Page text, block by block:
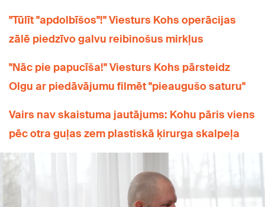
"Tūlīt "apdolbīšos"!" Viesturs Kohs operācijas
zālē piedzīvo galvu reibinošus mirkļus
"Nāc pie papucīša!" Viesturs Kohs pārsteidz
Olgu ar piedāvājumu filmēt "pieaugušo saturu"
Vairs nav skaistuma jautājums: Kohu pāris viens
pēc otra guļas zem plastiskā ķirurga skalpeļa